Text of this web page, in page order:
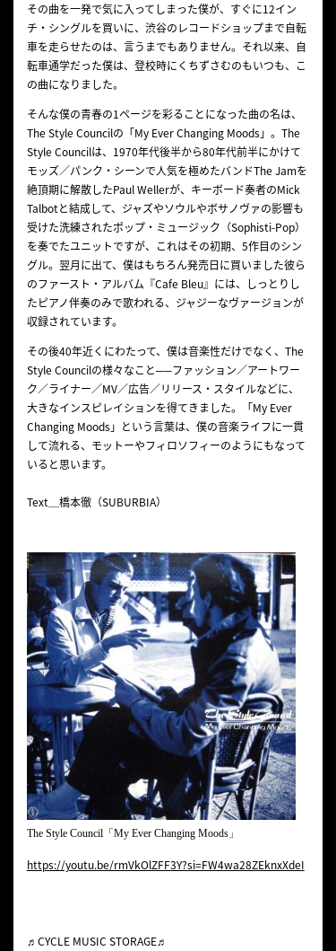
その曲を一発で気に入ってしまった僕が、すぐに12イン
チ・シングルを買いに、渋谷のレコードショップまで自転
車を走らせたのは、言うまでもありません。それ以来、自
転車通学だった僕は、登校時にくちずさむのもいつも、こ
の曲になりました。
そんな僕の青春の1ページを彩ることになった曲の名は、
The Style Councilの「My Ever Changing Moods」。The
Style Councilは、1970年代後半から80年代前半にかけて
モッズ／パンク・シーンで人気を極めたバンドThe Jamを
絶頂期に解散したPaul Wellerが、キーボード奏者のMick
Talbotと結成して、ジャズやソウルやボサノヴァの影響も
受けた洗練されたポップ・ミュージック（Sophisti-Pop）
を奏でたユニットですが、これはその初期、5作目のシン
グル。翌月に出て、僕はもちろん発売日に買いました彼ら
のファースト・アルバム『Cafe Bleu』には、しっとりし
たピアノ伴奏のみで歌われる、ジャジーなヴァージョンが
収録されています。
その後40年近くにわたって、僕は音楽性だけでなく、The
Style Councilの様々なこと──ファッション／アートワー
ク／ライナー／MV／広告／リリース・スタイルなどに、
大きなインスピレイションを得てきました。「My Ever
Changing Moods」という言葉は、僕の音楽ライフに一貫
して流れる、モットーやフィロソフィーのようにもなって
いると思います。
Text＿橋本徹（SUBURBIA）
The Style Council「My Ever Changing Moods」
https://youtu.be/rmVkOlZFF3Y?si=FW4wa28ZEknxXdeI
♬CYCLE MUSIC STORAGE♬